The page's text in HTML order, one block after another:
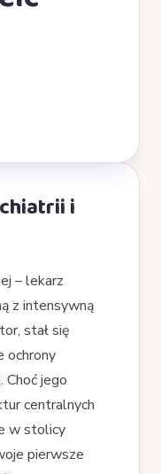
i
– lekarz
z intensywną
stał się
ochrony
Choć jego
centralnych
w stolicy
pierwsze